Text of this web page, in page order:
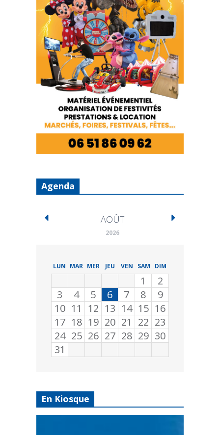
Agenda
AOÛT
2026
LUN MAR MER JEU VEN SAM DIM
1
2
3
4 5 6 7 8
9
10 11 12 13 14 15 16
17 18 19 20 21 22 23
24 25 26 27 28 29 30
31
En Kiosque